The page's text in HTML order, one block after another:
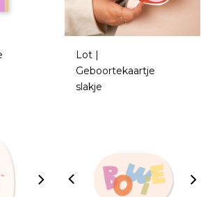
Lot |
Geboortekaartje
slakje